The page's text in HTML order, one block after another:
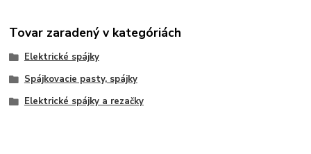
Tovar zaradený v kategóriách
Elektrické spájky
Spájkovacie pasty, spájky
Elektrické spájky a rezačky